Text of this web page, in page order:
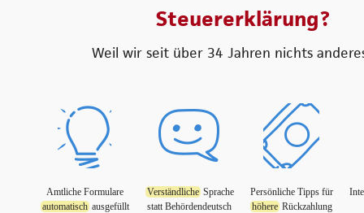
Steuererklärung?
Weil wir seit über 34 Jahren nichts
Amtliche Formulare
automatischausgefüllt
VerständlicheSprache
statt Behördendeutsch
Persönliche Tipps für
höhere Rückzahlung